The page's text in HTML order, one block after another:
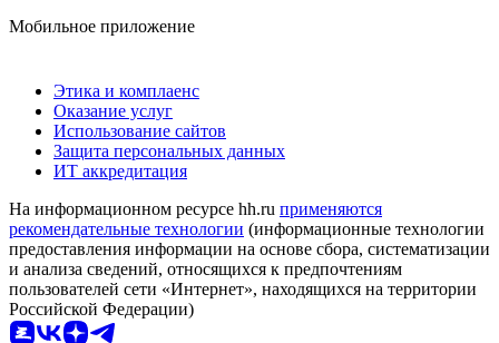
Мобильное приложение
Этика и комплаенс
Оказание услуг
Использование сайтов
Защита персональных данных
ИТ аккредитация
На информационном ресурсе hh.ru применяются
рекомендательные технологии (информационные технологии
предоставления информации на основе сбора, систематизации
и анализа сведений, относящихся к предпочтениям
пользователей сети «Интернет», находящихся на территории
Российской Федерации)